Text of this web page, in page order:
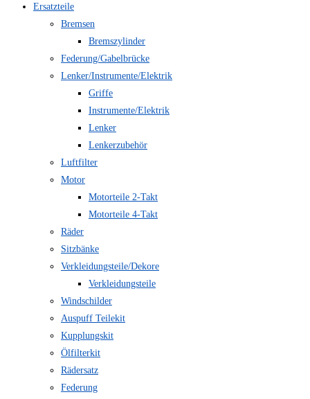
Ersatzteile
Bremsen
Bremszylinder
Federung/Gabelbrücke
Lenker/Instrumente/Elektrik
Griffe
Instrumente/Elektrik
Lenker
Lenkerzubehör
Luftfilter
Motor
Motorteile 2-Takt
Motorteile 4-Takt
Räder
Sitzbänke
Verkleidungsteile/Dekore
Verkleidungsteile
Windschilder
Auspuff Teilekit
Kupplungskit
Ölfilterkit
Rädersatz
Federung